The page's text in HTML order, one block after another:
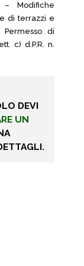
– Modifiche
di terrazzi e
di
c) d.P.R. n.
DEVI
UN